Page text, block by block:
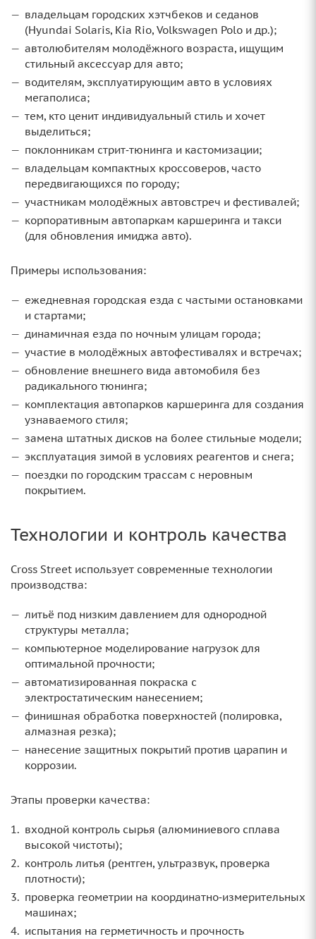
владельцам городских хэтчбеков и седанов
(Hyundai Solaris, Kia Rio, Volkswagen Polo и др.);
автолюбителям молодёжного возраста, ищущим
стильный аксессуар для авто;
водителям, эксплуатирующим авто в условиях
мегаполиса;
тем, кто ценит индивидуальный стиль и хочет
выделиться;
поклонникам стрит‑тюнинга и кастомизации;
владельцам компактных кроссоверов, часто
передвигающихся по городу;
участникам молодёжных автовстреч и фестивалей;
корпоративным автопаркам каршеринга и такси
(для обновления имиджа авто).
Примеры использования:
ежедневная городская езда с частыми остановками
и стартами;
динамичная езда по ночным улицам города;
участие в молодёжных автофестивалях и встречах;
обновление внешнего вида автомобиля без
радикального тюнинга;
комплектация автопарков каршеринга для создания
узнаваемого стиля;
замена штатных дисков на более стильные модели;
эксплуатация зимой в условиях реагентов и снега;
поездки по городским трассам с неровным
покрытием.
Технологии и контроль качества
Cross Street использует современные технологии
производства:
литьё под низким давлением для однородной
структуры металла;
компьютерное моделирование нагрузок для
оптимальной прочности;
автоматизированная покраска с
электростатическим нанесением;
финишная обработка поверхностей (полировка,
алмазная резка);
нанесение защитных покрытий против царапин и
коррозии.
Этапы проверки качества:
входной контроль сырья (алюминиевого сплава
высокой чистоты);
контроль литья (рентген, ультразвук, проверка
плотности);
проверка геометрии на координатно‑измерительных
машинах;
испытания на герметичность и прочность